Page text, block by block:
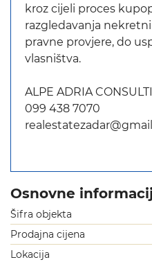
kroz cijeli proces
razgledavanja
pravne provjere, do
vlasništva.
ALPE ADRIA
099 438 7070
Osnovne
Šifra objekta
Prodajna cijena
Lokacija